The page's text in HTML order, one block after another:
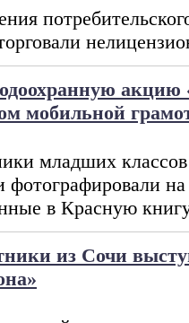
акцию
мобильной
младших
в Красную
из Сочи